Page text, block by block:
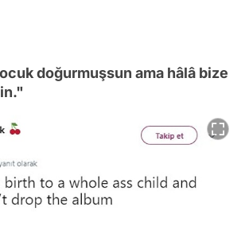
doğurmuşsun ama hâlâ bize